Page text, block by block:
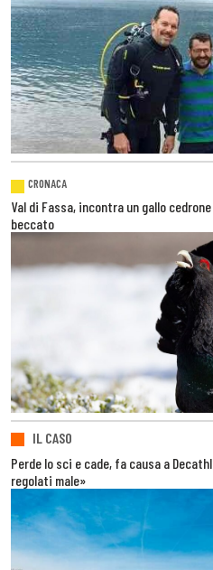
CRONACA
Val di Fassa, incontra un gallo
beccato
IL CASO
Perde lo sci e cade, fa causa a
regolati male»